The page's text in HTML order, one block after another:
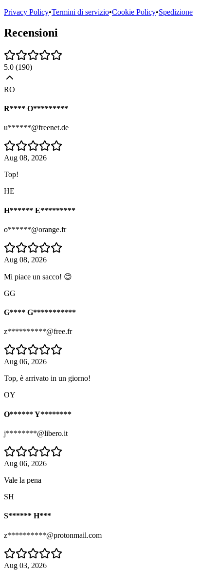
Privacy Policy•Termini di servizio•Cookie Policy•Spedizione
Recensioni
5.0 (190)
RO
R**** O*********
u******@freenet.de
Aug 08, 2026
Top!
HE
H****** E*********
o******@orange.fr
Aug 08, 2026
Mi piace un sacco! 😊
GG
G**** G***********
z**********@free.fr
Aug 06, 2026
Top, è arrivato in un giorno!
OY
O****** Y********
j********@libero.it
Aug 06, 2026
Vale la pena
SH
S****** H***
z**********@protonmail.com
Aug 03, 2026